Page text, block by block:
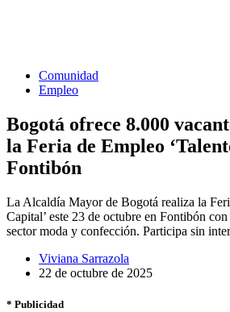
Comunidad
Empleo
Bogotá ofrece 8.000
la Feria de Empleo
Fontibón
La Alcaldía Mayor de Bogotá realiza la
Capital’ este 23 de octubre en Fontibón
sector moda y confección. Participa sin
Viviana Sarrazola
22 de octubre de 2025
* Publicidad